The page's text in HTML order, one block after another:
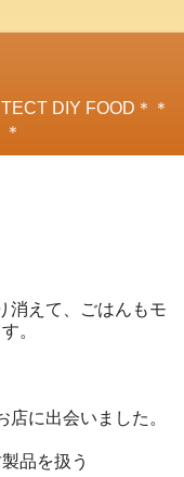
DIY FOOD＊＊
消えて、ごはんもモ
。
に出会いました。
品を扱う